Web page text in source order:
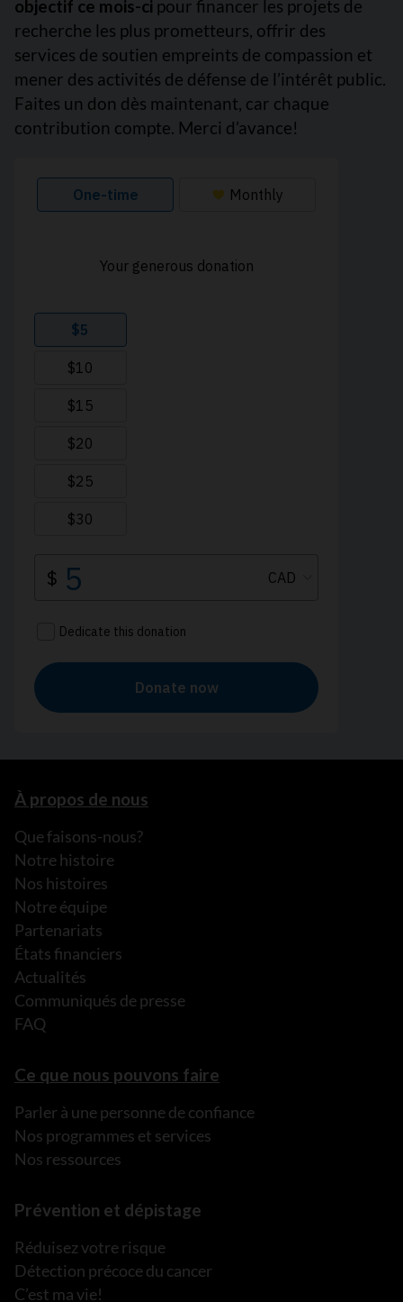
objectif ce mois-ci pour financer les projets de
recherche les plus prometteurs, offrir des
services de soutien empreints de compassion et
mener des activités de défense de l’intérêt public.
Faites un don dès maintenant, car chaque
contribution compte. Merci d’avance!
À propos de nous
Que faisons-nous?
Notre histoire
Nos histoires
Notre équipe
Partenariats
États financiers
Actualités
Communiqués de presse
FAQ
Ce que nous pouvons faire
Parler à une personne de confiance
Nos programmes et services
Nos ressources
Prévention et dépistage
Réduisez votre risque
Détection précoce du cancer
C’est ma vie!